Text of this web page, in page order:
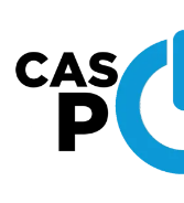
content